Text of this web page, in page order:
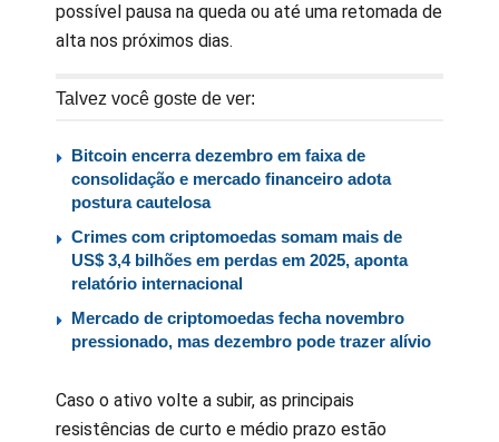
possível pausa na queda ou até uma retomada de
alta nos próximos dias.
Talvez você goste de ver:
Bitcoin encerra dezembro em faixa de
consolidação e mercado financeiro adota
postura cautelosa
Crimes com criptomoedas somam mais de
US$ 3,4 bilhões em perdas em 2025, aponta
relatório internacional
Mercado de criptomoedas fecha novembro
pressionado, mas dezembro pode trazer alívio
Caso o ativo volte a subir, as principais
resistências de curto e médio prazo estão